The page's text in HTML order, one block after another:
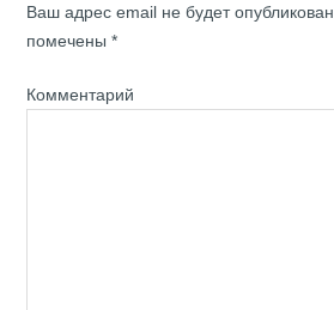
Ваш адрес email не будет опубликован.
помечены*
Комментарий